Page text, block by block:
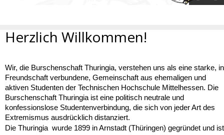
Herzlich Willkommen!
Wir, die Burschenschaft Thuringia, verstehen uns als eine starke, in
Freundschaft verbundene, Gemeinschaft aus ehemaligen und
aktiven Studenten der Technischen Hochschule Mittelhessen. Die
Burschenschaft Thuringia ist eine politisch neutrale und
konfessionslose Studentenverbindung, die sich von jeder Art des
Extremismus ausdrücklich distanziert.
Die Thuringia wurde 1899 in Arnstadt (Thüringen) gegründet und ist